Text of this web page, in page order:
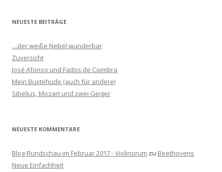
h
n
a
c
h
NEUESTE BEITRÄGE
…der weiße Nebel wunderbar
Zuversicht
José Afonso und Fados de Coimbra
Mein Buxtehude (auch für andere)
Sibelius, Mozart und zwei Geiger
NEUESTE KOMMENTARE
Blog-Rundschau im Februar 2017 - Violinorum zu Beethovens
Neue Einfachheit